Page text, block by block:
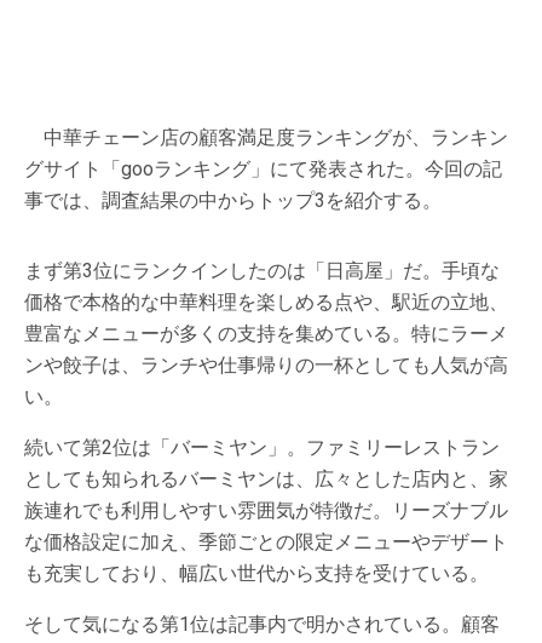
中華チェーン店の顧客満足度ランキングが、ランキン
グサイト「gooランキング」にて発表された。今回の記
事では、調査結果の中からトップ3を紹介する。
まず第3位にランクインしたのは「日高屋」だ。手頃な
価格で本格的な中華料理を楽しめる点や、駅近の立地、
豊富なメニューが多くの支持を集めている。特にラーメ
ンや餃子は、ランチや仕事帰りの一杯としても人気が高
い。
続いて第2位は「バーミヤン」。ファミリーレストラン
としても知られるバーミヤンは、広々とした店内と、家
族連れでも利用しやすい雰囲気が特徴だ。リーズナブル
な価格設定に加え、季節ごとの限定メニューやデザート
も充実しており、幅広い世代から支持を受けている。
そして気になる第1位は記事内で明かされている。顧客